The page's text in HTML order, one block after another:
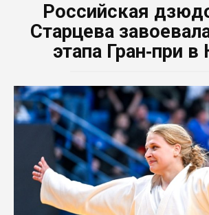
Российская
Старцева
этапа Гран‑при в